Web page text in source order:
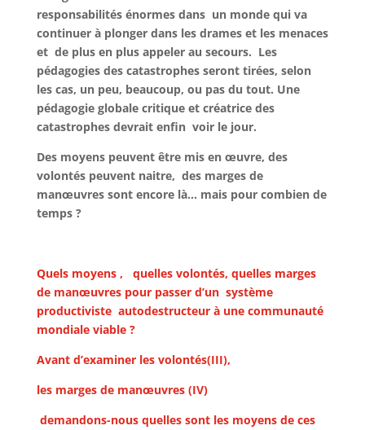
responsabilités énormes dans un monde qui va
continuer à plonger dans les drames et les menaces
et de plus en plus appeler au secours. Les
pédagogies des catastrophes seront tirées, selon
les cas, un peu, beaucoup, ou pas du tout. Une
pédagogie globale critique et créatrice des
catastrophes devrait enfin voir le jour.
Des moyens peuvent être mis en œuvre, des
volontés peuvent naitre, des marges de
manœuvres sont encore là… mais pour combien de
temps ?
Quels moyens , quelles volontés, quelles marges
de manœuvrespour passer d’un système
productiviste autodestructeur à une communauté
mondiale viable ?
Avant d’examiner les volontés(III),
les marges de manœuvres (IV)
demandons-nous quelles sont les moyens de ces